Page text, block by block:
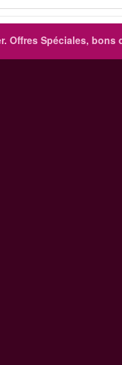
Offres Spéciales, bons